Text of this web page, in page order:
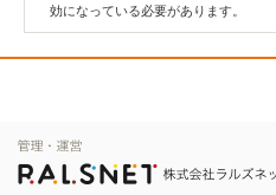
効になっている必要があります。